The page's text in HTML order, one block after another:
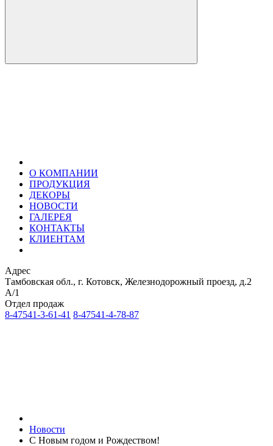
О КОМПАНИИ
ПРОДУКЦИЯ
ДЕКОРЫ
НОВОСТИ
ГАЛЕРЕЯ
КОНТАКТЫ
КЛИЕНТАМ
Адрес
Тамбовская обл., г. Котовск, Железнодорожный проезд, д.2
А/1
Отдел продаж
8-47541-3-61-41 8-47541-4-78-87
Новости
C Новым годом и Рождеством!